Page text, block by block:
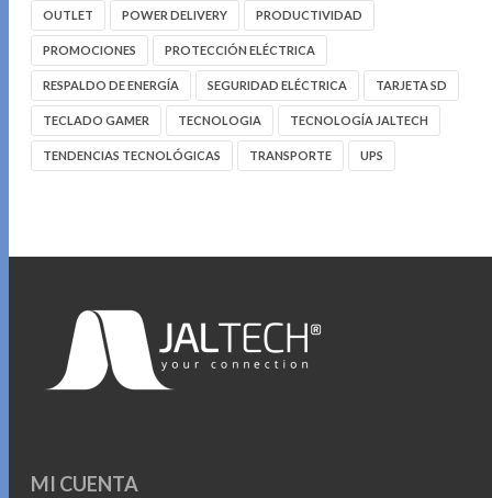
OUTLET POWER DELIVERY PRODUCTIVIDAD
PROMOCIONES PROTECCIÓN ELÉCTRICA
RESPALDO DE ENERGÍA SEGURIDAD ELÉCTRICA TARJETA SD
TECLADO GAMER TECNOLOGIA TECNOLOGÍA JALTECH
TENDENCIAS TECNOLÓGICAS TRANSPORTE UPS
MI CUENTA